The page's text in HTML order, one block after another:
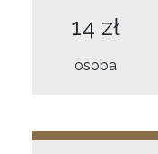
14 zł
osoba